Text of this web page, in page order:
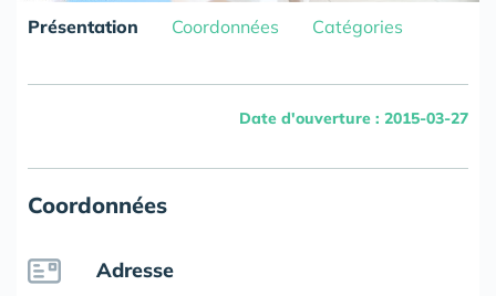
Présentation Coordonnées Catégories
Date d'ouverture : 2015-03-27
Coordonnées
Adresse